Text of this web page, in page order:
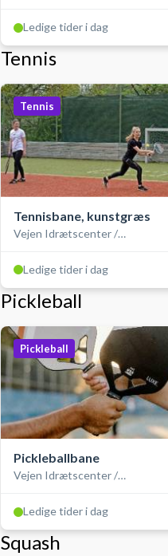
Ledige tider i dag
Tennis
Tennis
Tennisbane, kunstgræs
Vejen Idrætscenter /
Ledige tider i dag
Pickleball
Pickleball
Pickleballbane
Vejen Idrætscenter /
Ledige tider i dag
Squash